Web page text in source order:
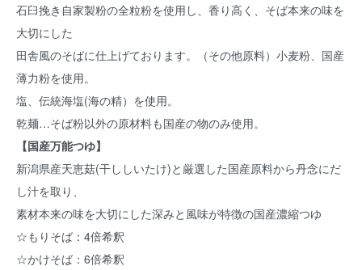
石臼挽き自家製粉の全粒粉を使用し、香り高く、そば本来の味を
大切にした
田舎風のそばに仕上げております。（その他原料）小麦粉、国産
薄力粉を使用。
塩、伝統海塩(海の精）を使用。
乾麺…そば粉以外の原材料も国産の物のみ使用。
【国産万能つゆ】
新潟県産天恵菇(干ししいたけ)と厳選した国産原料から丹念にだ
し汁を取り、
素材本来の味を大切にした深みと風味が特徴の国産濃縮つゆ
☆もりそば：4倍希釈
☆かけそば：6倍希釈